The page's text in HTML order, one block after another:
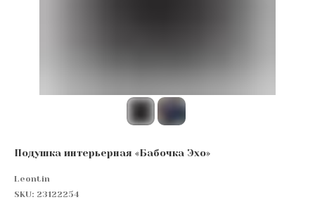
Подушка интерьерная «Бабочка Эхо»
Leontin
SKU: 23122254